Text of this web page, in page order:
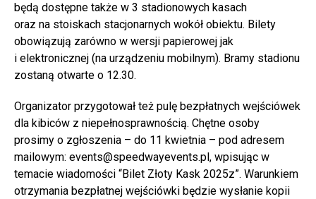
będą dostępne także w 3 stadionowych kasach
oraz na stoiskach stacjonarnych wokół obiektu. Bilety
obowiązują zarówno w wersji papierowej jak
i elektronicznej (na urządzeniu mobilnym). Bramy stadionu
zostaną otwarte o 12.30.
Organizator przygotował też pulę bezpłatnych wejściówek
dla kibiców z niepełnosprawnością. Chętne osoby
prosimy o zgłoszenia – do 11 kwietnia – pod adresem
mailowym: events@speedwayevents.pl, wpisując w
temacie wiadomości “Bilet Złoty Kask 2025z”. Warunkiem
otrzymania bezpłatnej wejściówki będzie wysłanie kopii